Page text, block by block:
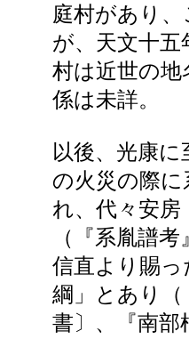
庭村があり
が、天文十
村は近世の
係は未詳。
以後、光康
の火災の際
れ、代々安房
（『系胤譜
信直より賜っ
綱」とあり（
書〕、『南部